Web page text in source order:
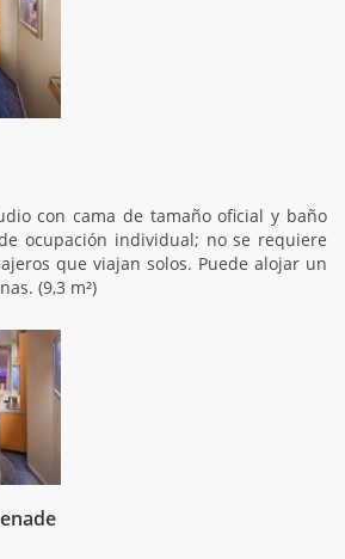
con cama de tamaño oficial y baño
ocupación individual; no se requiere
que viajan solos. Puede alojar un
(9,3 m²)